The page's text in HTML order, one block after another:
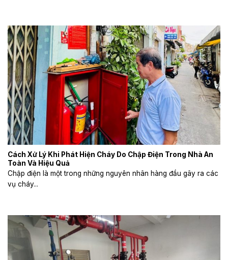
Cách Xử Lý Khi Phát Hiện Cháy Do Chập Điện Trong Nhà An
Toàn Và Hiệu Quả
Chập điện là một trong những nguyên nhân hàng đầu gây ra các
vụ cháy...